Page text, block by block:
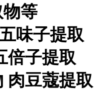
等
味子提取
倍子提取
肉豆蔻提取